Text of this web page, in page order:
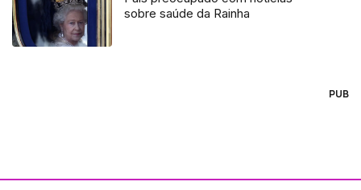
sobre saúde da Rainha
PUB